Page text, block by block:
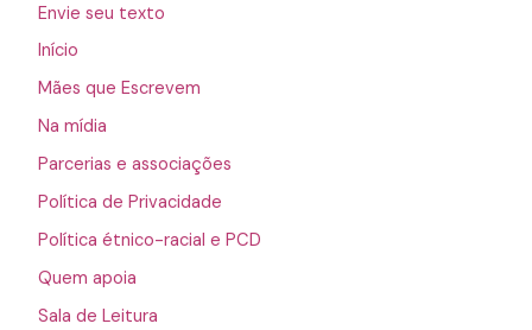
Envie seu texto
Início
Mães que Escrevem
Na mídia
Parcerias e associações
Política de Privacidade
Política étnico-racial e PCD
Quem apoia
Sala de Leitura